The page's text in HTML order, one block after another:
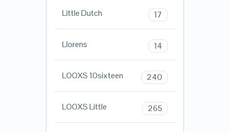
Little Dutch 17
Llorens 14
LOOXS 10sixteen 240
LOOXS Little 265